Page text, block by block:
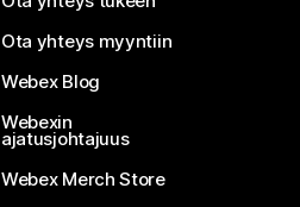
Ota yhteys myyntiin
Webex Blog
Webexin
ajatusjohtajuus
Webex Merch Store